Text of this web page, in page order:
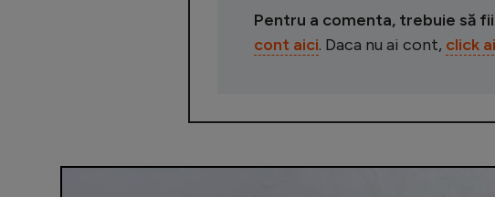
Pentru a comenta, trebuie să
cont aici. Daca nu ai cont, click